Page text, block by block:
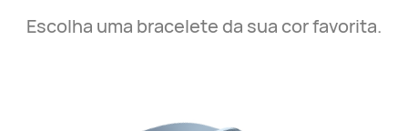
Escolha uma bracelete da sua cor favorita.